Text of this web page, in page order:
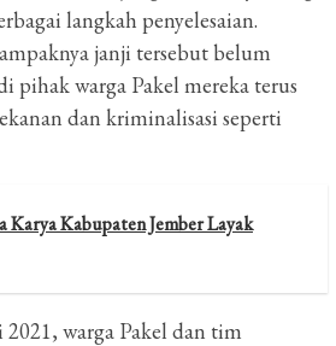
langkah penyelesaian.
janji tersebut belum
pihak warga Pakel mereka terus
dan kriminalisasi seperti
Karya Kabupaten Jember Layak
2021, warga Pakel dan tim